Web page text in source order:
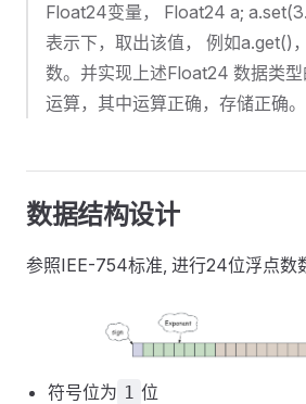
Float24变量， Float24 a;
表示下，取出该值， 例如a.get()
数。并实现上述Float24 数据类
运算，其中运算正确，存储正确。
数据结构设计
参照IEE-754标准, 进行24位浮点数
符号位为 1 位